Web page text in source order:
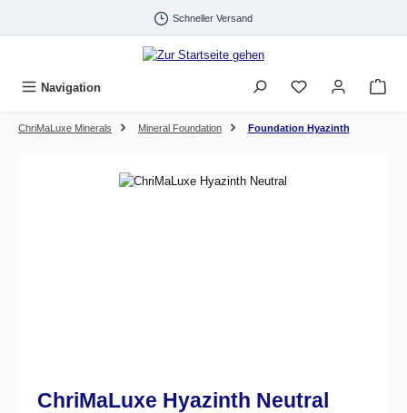
Schneller Versand
Navigation
ChriMaLuxe Minerals Mineral Foundation Foundation Hyazinth
Bildergalerie überspringen
ChriMaLuxe Hyazinth Neutral